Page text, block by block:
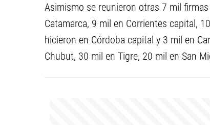
Asimismo se reunieron otras 7 mil
Catamarca, 9 mil en Corrientes capital,
hicieron en Córdoba capital y 3 mil en
Chubut, 30 mil en Tigre, 20 mil en San